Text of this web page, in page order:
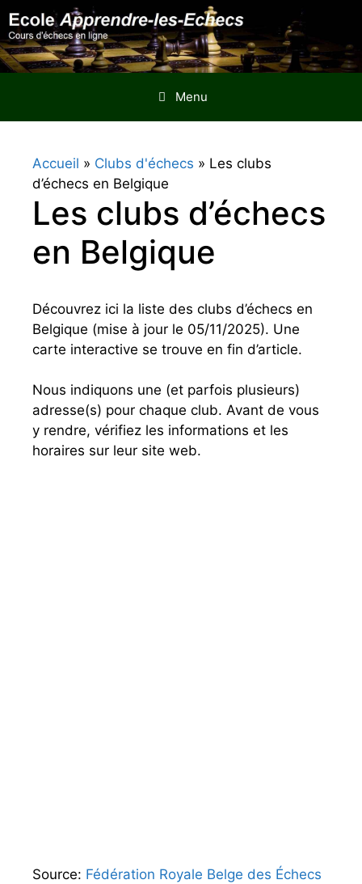
Aller
au
contenu
Menu
Accueil » Clubs d'échecs » Les clubs
d’échecs en Belgique
Les clubs d’échecs
en Belgique
Découvrez ici la liste des clubs d’échecs en
Belgique (mise à jour le 05/11/2025). Une
carte interactive se trouve en fin d’article.
Nous indiquons une (et parfois plusieurs)
adresse(s) pour chaque club. Avant de vous
y rendre, vérifiez les informations et les
horaires sur leur site web.
Source: Fédération Royale Belge des Échecs